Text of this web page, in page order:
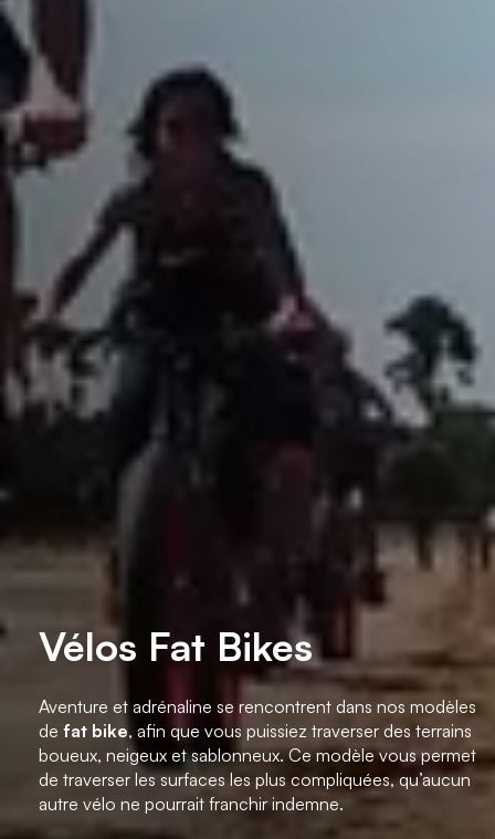
Vélos Fat Bikes
Aventure et adrénaline se rencontrent dans nos modèles
de fat bike, afin que vous puissiez traverser des terrains
boueux, neigeux et sablonneux. Ce modèle vous permet
de traverser les surfaces les plus compliquées, qu’aucun
autre vélo ne pourrait franchir indemne.